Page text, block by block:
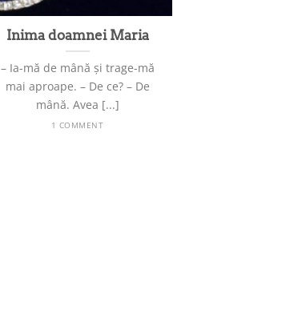
Inima doamnei Maria
– Ia-mă de mână și trage-mă
mai aproape. – De ce? – De
mână. Avea [...]
1 COMMENT